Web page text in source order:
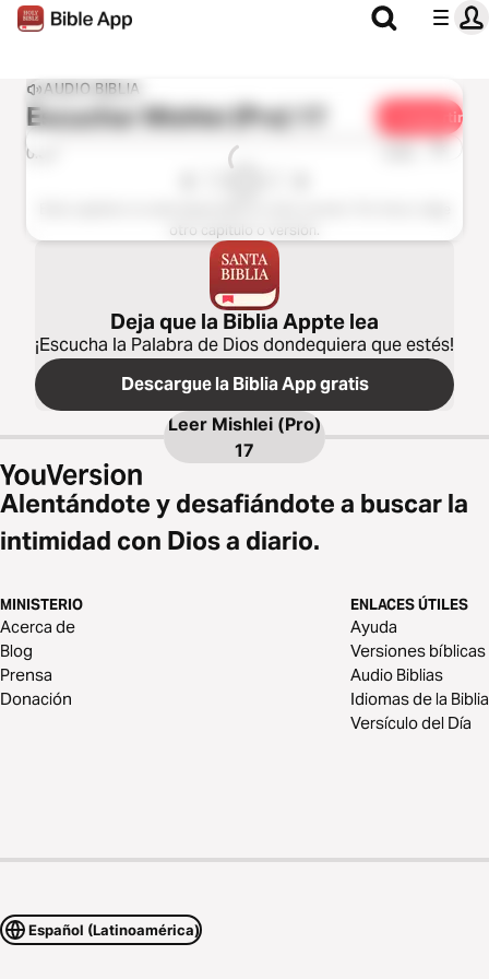
AUDIO BIBLIA
EscucharMishlei (Pro) 17 Compartir
0:00 1x
otro capítulo o versión.
Deja que la Biblia Appte lea
¡Escucha la Palabra de Dios dondequiera que estés!
Descargue la Biblia App gratis
Leer Mishlei (Pro)
17
Alentándote y desafiándote a buscar la
intimidad con Dios a diario.
MINISTERIO
Acerca de
Blog
Prensa
Donación
ENLACES ÚTILES
Ayuda
Versiones bíblicas
Audio Biblias
Idiomas de la Biblia
Versículo del Día
Español (Latinoamérica)